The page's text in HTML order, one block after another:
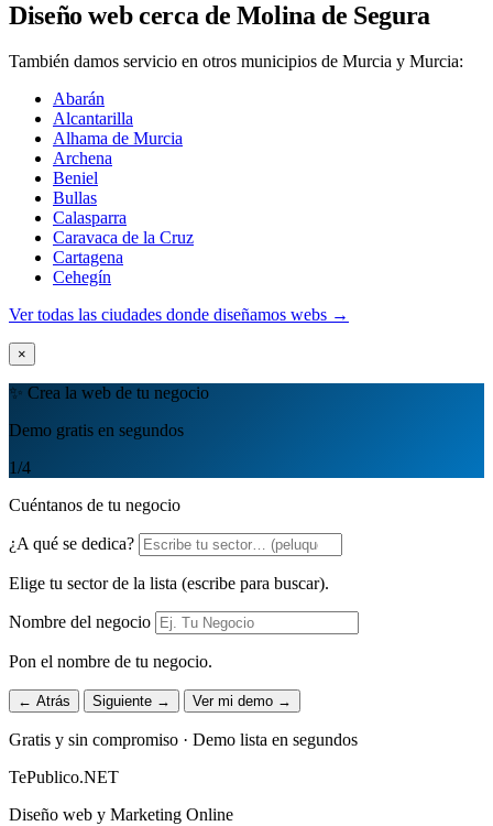
Diseño web cerca de Molina de Segura
También damos servicio en otros municipios de Murcia y Murcia:
Abarán
Alcantarilla
Alhama de Murcia
Archena
Beniel
Bullas
Calasparra
Caravaca de la Cruz
Cartagena
Cehegín
Ver todas las ciudades donde diseñamos webs →
×
✨ Crea la web de tu negocio
Demo gratis en segundos
1/4
Cuéntanos de tu negocio
¿A qué se dedica?
Elige tu sector de la lista (escribe para buscar).
Nombre del negocio
Pon el nombre de tu negocio.
← Atrás Siguiente → Ver mi demo →
Gratis y sin compromiso · Demo lista en segundos
TePublico.NET
Diseño web y Marketing Online